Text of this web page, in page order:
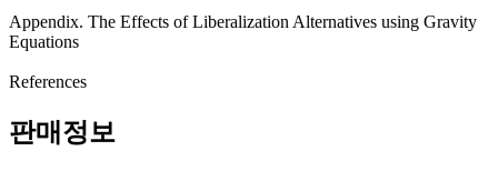
Appendix. The Effects of Liberalization Alternatives using Gravity
Equations
References
판매정보